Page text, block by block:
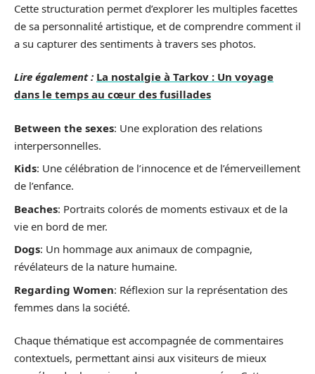
Cette structuration permet d’explorer les multiples facettes
de sa personnalité artistique, et de comprendre comment il
a su capturer des sentiments à travers ses photos.
Lire également : La nostalgie à Tarkov : Un voyage
dans le temps au cœur des fusillades
Between the sexes: Une exploration des relations
interpersonnelles.
Kids: Une célébration de l’innocence et de l’émerveillement
de l’enfance.
Beaches: Portraits colorés de moments estivaux et de la
vie en bord de mer.
Dogs: Un hommage aux animaux de compagnie,
révélateurs de la nature humaine.
Regarding Women: Réflexion sur la représentation des
femmes dans la société.
Chaque thématique est accompagnée de commentaires
contextuels, permettant ainsi aux visiteurs de mieux